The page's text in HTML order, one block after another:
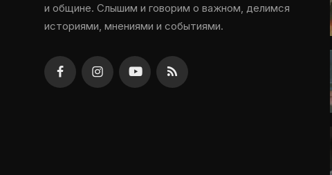
и общине. Слышим и говорим о важном, делимся
историями, мнениями и событиями.